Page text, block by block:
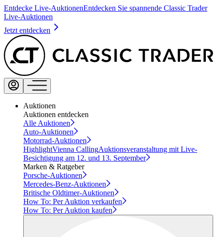
Entdecke Live-AuktionenEntdecken Sie spannende Classic Trader
Live-Auktionen
Jetzt entdecken
Auktionen
Auktionen entdecken
Alle Auktionen
Auto-Auktionen
Motorrad-Auktionen
HighlightVienna CallingAuktionsveranstaltung mit Live-
Besichtigung am 12. und 13. September
Marken & Ratgeber
Porsche-Auktionen
Mercedes-Benz-Auktionen
Britische Oldtimer-Auktionen
How To: Per Auktion verkaufen
How To: Per Auktion kaufen